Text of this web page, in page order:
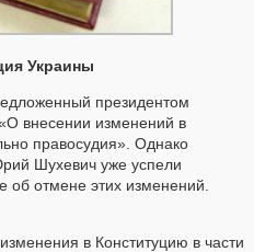
Украины
президентом
внесении изменений в
правосудия». Однако
Шухевич уже успели
об отмене этих изменений.
в Конституцию в части